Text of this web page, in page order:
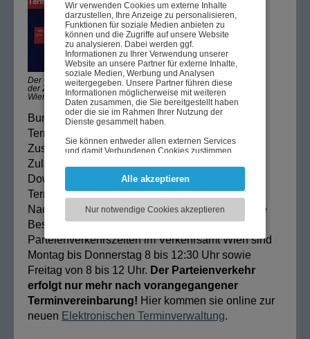
Wir verwenden Cookies um externe Inhalte
darzustellen, Ihre Anzeige zu personalisieren,
Funktionen für soziale Medien anbieten zu
können und die Zugriffe auf unsere Website
zu analysieren. Dabei werden ggf.
Informationen zu Ihrer Verwendung unserer
Website an unsere Partner für externe Inhalte,
soziale Medien, Werbung und Analysen
weitergegeben. Unsere Partner führen diese
Informationen möglicherweise mit weiteren
Daten zusammen, die Sie bereitgestellt haben
oder die sie im Rahmen Ihrer Nutzung der
Dienste gesammelt haben.
Sie können entweder allen externen Services
und damit Verbundenen Cookies zustimmen,
Funktionsweise der Website zwingend
notwendig sind. Beachten Sie, dass bei der
Wahl der zweiten Möglichkeit ggf. nicht alle
Inhalte angezeigt werden können.
Alle akzeptieren
Nur notwendige Cookies akzeptieren
Der QR-Code ermöglicht das direkte Aufrufen
der Zielseite mittels Mobiltelefon. Grafik: LPD
Wien / Thierry-Maurice Stockhammer
Bundeslandes kann der Grund der gewünschten
Terminvereinbarung, etwa Anliegen in
Zusammenhang mit Führerscheinen oder
Zulassung eines Kraftfahrzeuges mittels Drop-
Down-Menü in der Elektronischen
Terminverwaltung gewählt werden.
Nach Eingabe der persönlichen Daten erfolgt die
Bestätigung des Termines per E-Mail. Die
Parteienverkehrszeiten im Verkehrsamt Wien sind
Montag bis Donnerstag 8 bis 12:30 Uhr sowie
Freitag von 8 bis 12 Uhr. Der Parteienverkehr
erfolgt nur mehr nach vorangegangener
Terminvereinbarung! Hier kommen sie online zur
neuen Elektronischen Terminverwaltung.